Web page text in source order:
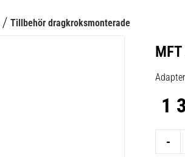
Tillbehör dragkroksmonterade
1
-